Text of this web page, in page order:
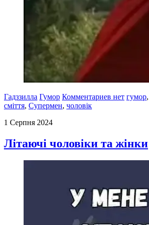
Гадззилла Гумор Комментариев нет гумор,
сміття, Супермен, чоловік
1 Серпня 2024
Літаючі чоловіки та жінки